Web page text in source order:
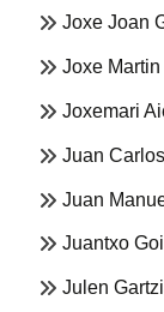
Joxe Joan
Joxe
Joxemari
Juan
Juan
Juantxo
Julen